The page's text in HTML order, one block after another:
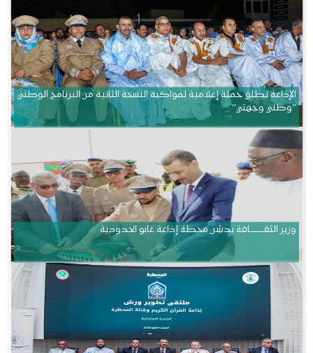
الإذاعة تطلق حملة إعلامية لمواكبة النسخة الثانية من البرنامج الوطني
“وطني وجهتي”
وزير الثقــــــــــافة يدشن محطة إذاعة غابو الحدودية